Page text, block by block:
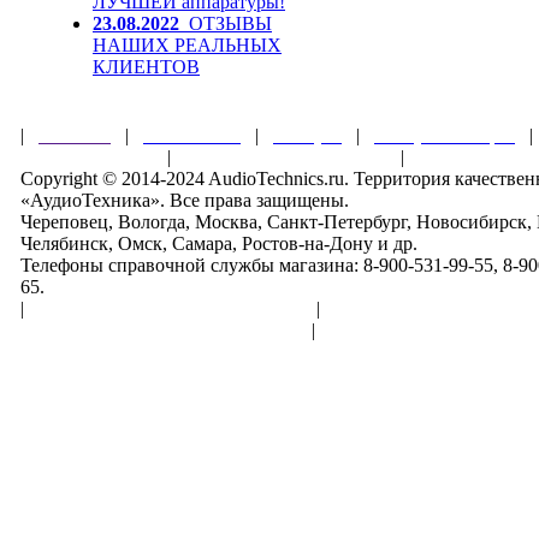
23.08.2022 ОТЗЫВЫ
НАШИХ РЕАЛЬНЫХ
КЛИЕНТОВ
| | | |
|
|
Copyright © 2014-2024 AudioTechnics.ru. Территория
«АудиоТехника». Все права защищены.
Череповец, Вологда, Москва, Санкт-Петербург,
Челябинск, Омск, Самара, Ростов-на-Дону и др.
Телефоны справочной службы магазина: 8-900-531-99-55, 8-
65.
|
|
|